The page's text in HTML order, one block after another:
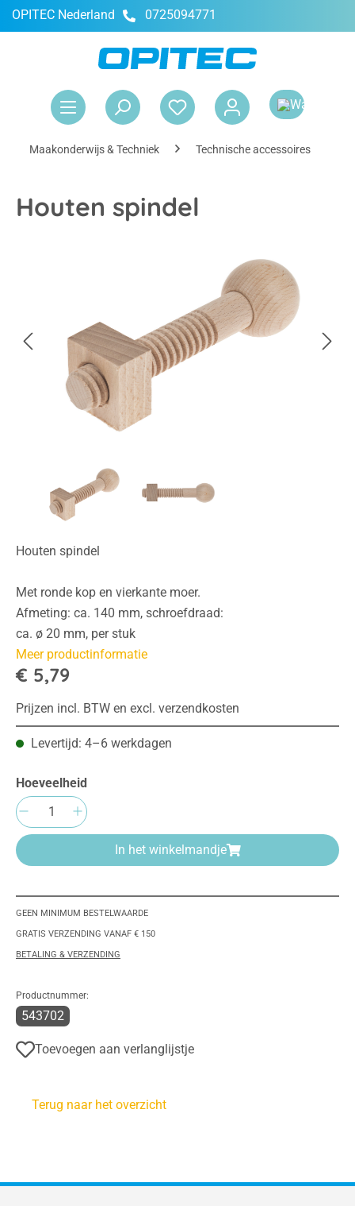
OPITEC Nederland 0725094771
Maakonderwijs & Techniek Technische accessoires
Houten spindel
Houten spindel
Met ronde kop en vierkante moer.
Afmeting: ca. 140 mm, schroefdraad:
ca. ø 20 mm, per stuk
Meer productinformatie
€ 5,79
Prijzen incl. BTW en excl. verzendkosten
Levertijd: 4–6 werkdagen
Hoeveelheid
Producthoeveelheid: Voer de gewenste
In het winkelmandje
GEEN MINIMUM BESTELWAARDE
GRATIS VERZENDING VANAF € 150
BETALING & VERZENDING
Productnummer:
543702
Toevoegen aan verlanglijstje
Terug naar het overzicht